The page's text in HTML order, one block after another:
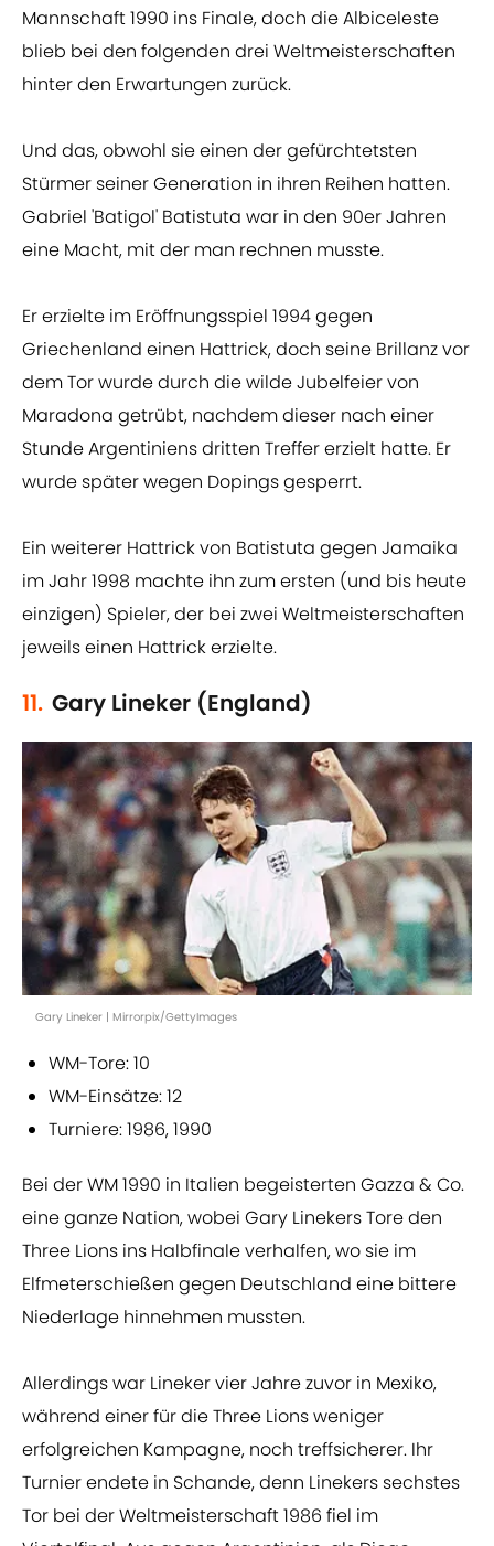
Mannschaft 1990 ins Finale, doch die Albiceleste
blieb bei den folgenden drei Weltmeisterschaften
hinter den Erwartungen zurück.
Und das, obwohl sie einen der gefürchtetsten
Stürmer seiner Generation in ihren Reihen hatten.
Gabriel 'Batigol' Batistuta war in den 90er Jahren
eine Macht, mit der man rechnen musste.
Er erzielte im Eröffnungsspiel 1994 gegen
Griechenland einen Hattrick, doch seine Brillanz vor
dem Tor wurde durch die wilde Jubelfeier von
Maradona getrübt, nachdem dieser nach einer
Stunde Argentiniens dritten Treffer erzielt hatte. Er
wurde später wegen Dopings gesperrt.
Ein weiterer Hattrick von Batistuta gegen Jamaika
im Jahr 1998 machte ihn zum ersten (und bis heute
einzigen) Spieler, der bei zwei Weltmeisterschaften
jeweils einen Hattrick erzielte.
11. Gary Lineker (England)
Gary Lineker | Mirrorpix/GettyImages
WM-Tore: 10
WM-Einsätze: 12
Turniere: 1986, 1990
Bei der WM 1990 in Italien begeisterten Gazza & Co.
eine ganze Nation, wobei Gary Linekers Tore den
Three Lions ins Halbfinale verhalfen, wo sie im
Elfmeterschießen gegen Deutschland eine bittere
Niederlage hinnehmen mussten.
Allerdings war Lineker vier Jahre zuvor in Mexiko,
während einer für die Three Lions weniger
erfolgreichen Kampagne, noch treffsicherer. Ihr
Turnier endete in Schande, denn Linekers sechstes
Tor bei der Weltmeisterschaft 1986 fiel im